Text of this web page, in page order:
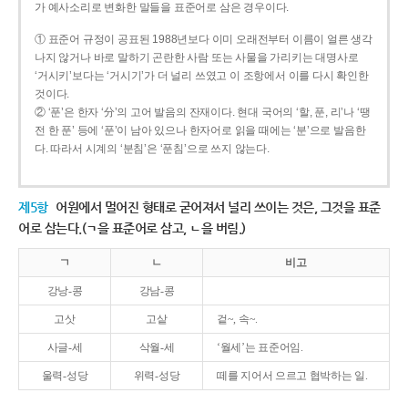
가 예사소리로 변화한 말들을 표준어로 삼은 경우이다.
① 표준어 규정이 공표된 1988년보다 이미 오래전부터 이름이 얼른 생각
나지 않거나 바로 말하기 곤란한 사람 또는 사물을 가리키는 대명사로
‘거시키’보다는 ‘거시기’가 더 널리 쓰였고 이 조항에서 이를 다시 확인한
것이다.
② ‘푼’은 한자 ‘分’의 고어 발음의 잔재이다. 현대 국어의 ‘할, 푼, 리’나 ‘땡
전 한 푼’ 등에 ‘푼’이 남아 있으나 한자어로 읽을 때에는 ‘분’으로 발음한
다. 따라서 시계의 ‘분침’은 ‘푼침’으로 쓰지 않는다.
제5항 어원에서 멀어진 형태로 굳어져서 널리 쓰이는 것은, 그것을 표준
어로 삼는다.(ㄱ을 표준어로 삼고, ㄴ을 버림.)
ㄱ ㄴ 비고
강낭-콩 강남-콩
고삿 고샅 겉~, 속~.
사글-세 삭월-세 ‘월세’는 표준어임.
울력-성당 위력-성당 떼를 지어서 으르고 협박하는 일.